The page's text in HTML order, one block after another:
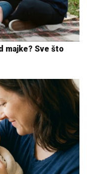
majke? Sve što